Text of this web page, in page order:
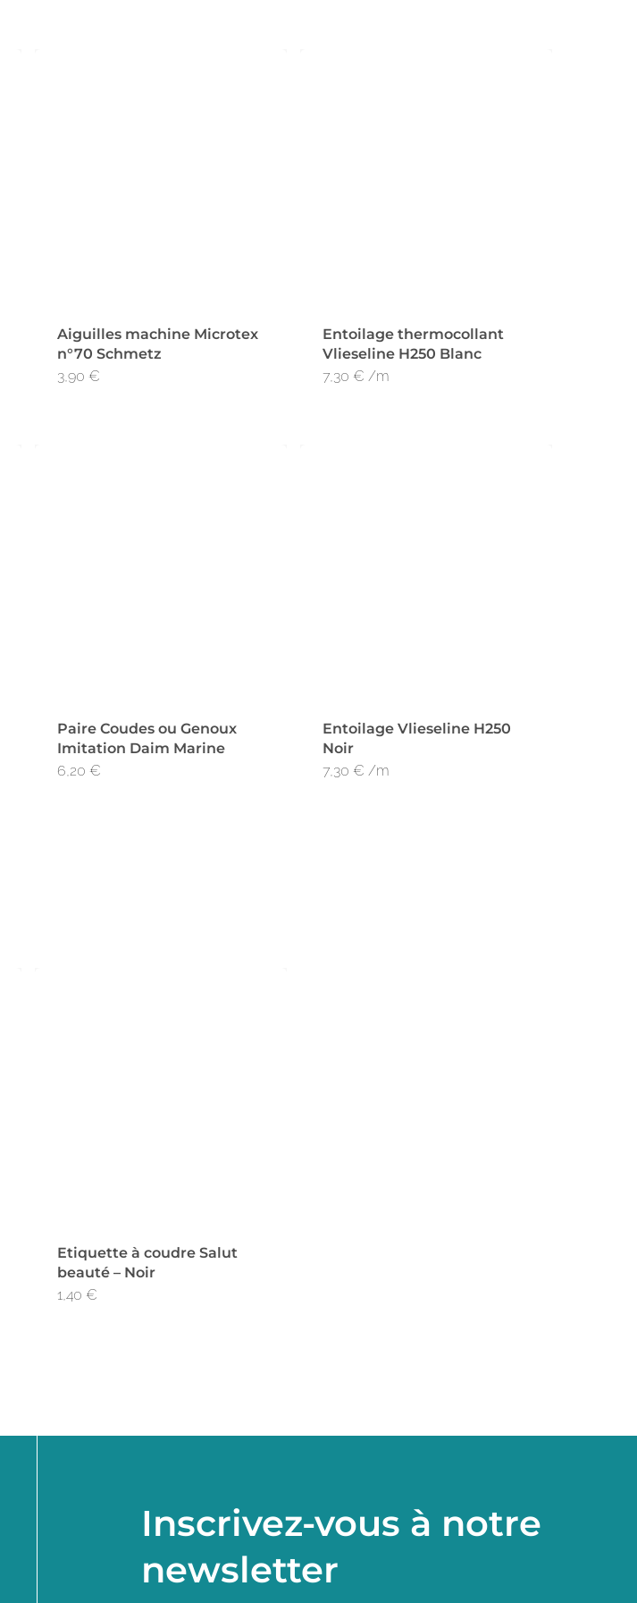
Aiguilles machine Microtex
n°70 Schmetz
3,90 €
Entoilage thermocollant
Vlieseline H250 Blanc
7,30 € /m
Paire Coudes ou Genoux
Imitation Daim Marine
6,20 €
Entoilage Vlieseline H250
Noir
7,30 € /m
Etiquette à coudre Salut
beauté – Noir
1,40 €
Inscrivez-vous à notre
newsletter